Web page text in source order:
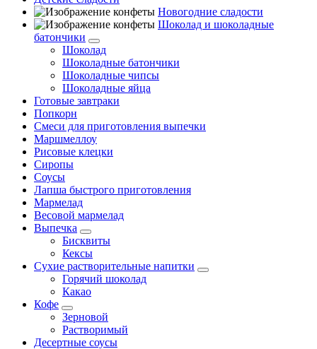
Новогодние сладости
Шоколад и шоколадные
батончики
Шоколад
Шоколадные батончики
Шоколадные чипсы
Шоколадные яйца
Готовые завтраки
Попкорн
Смеси для приготовления выпечки
Маршмеллоу
Рисовые клецки
Сиропы
Соусы
Лапша быстрого приготовления
Мармелад
Весовой мармелад
Выпечка
Бисквиты
Кексы
Сухие растворительные напитки
Горячий шоколад
Какао
Кофе
Зерновой
Растворимый
Десертные соусы